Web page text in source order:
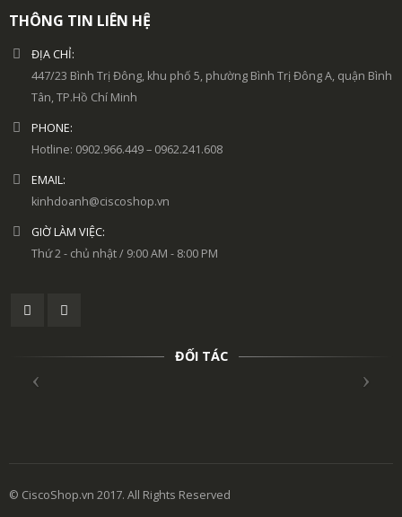
THÔNG TIN LIÊN HỆ
ĐỊA CHỈ:
447/23 Bình Trị Đông, khu phố 5, phường Bình Trị Đông A, quận Bình
Tân, TP.Hồ Chí Minh
PHONE:
Hotline: 0902.966.449 – 0962.241.608
EMAIL:
kinhdoanh@ciscoshop.vn
GIỜ LÀM VIỆC:
Thứ 2 - chủ nhật / 9:00 AM - 8:00 PM
ĐỐI TÁC
© CiscoShop.vn 2017. All Rights Reserved